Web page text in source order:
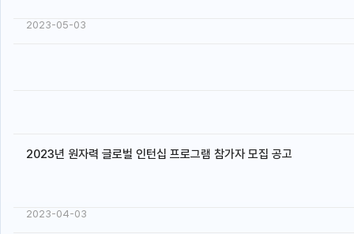
2023-05-03
2023년 원자력 글로벌 인턴십 프로그램 참가자 모집 공고
2023-04-03